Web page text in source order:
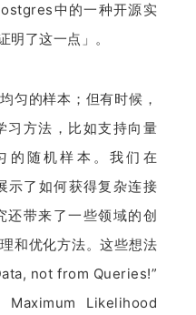
中的一种开源实
明了这一点」。
匀的样本；但有时候，
习方法，比如支持向量
的随机样本。我们在
示了如何获得复杂连接
还带来了一些领域的创
和优化方法。这些想法
not from Queries!”
Maximum Likelihood